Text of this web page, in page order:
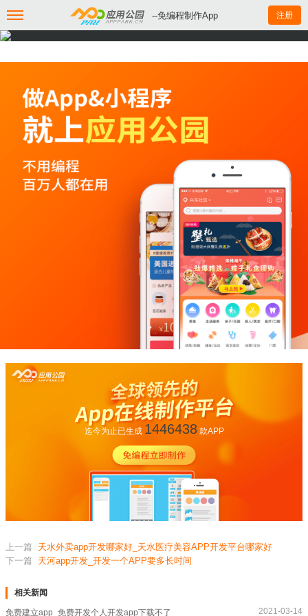
--免编程制作App 注册
迄今为止已生成 1446438款APP
上一篇
天水外卖app开发哪家好_天水医疗美容APP开发平台哪家好
下一篇
天河app开发_开发一个APP要多长时间
相关新闻
免费建立app_免费开发个人开发app下载不了 2021-03-14